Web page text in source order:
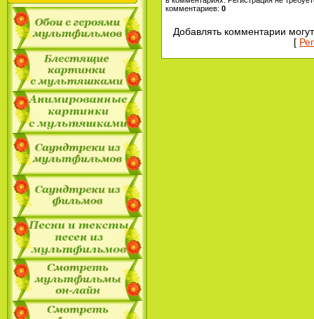
комментариев: 0
Добавлять комментарии
[